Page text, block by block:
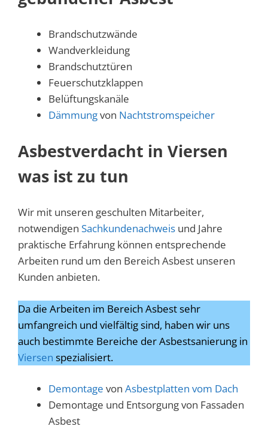
Brandschutzwände
Wandverkleidung
Brandschutztüren
Feuerschutzklappen
Belüftungskanäle
Dämmungvon Nachtstromspeicher
Asbestverdacht in Viersen
was ist zu tun
Wir mit unseren geschulten Mitarbeiter,
notwendigen Sachkundenachweis und Jahre
praktische Erfahrung können entsprechende
Arbeiten rund um den Bereich Asbest unseren
Kunden anbieten.
Da die Arbeiten im Bereich Asbest sehr
umfangreich und vielfältig sind, haben wir uns
auch bestimmte Bereiche der Asbestsanierung in
Viersen spezialisiert.
Demontage von Asbestplatten vom Dach
Demontage und Entsorgung von Fassaden
Asbest